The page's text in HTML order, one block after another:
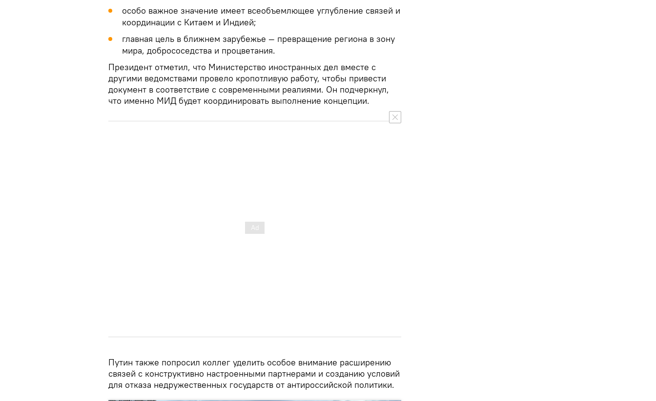
особо важное значение имеет всеобъемлющее углубление связей и
координации с Китаем и Индией;
главная цель в ближнем зарубежье — превращение региона в зону
мира, добрососедства и процветания.
Президент отметил, что Министерство иностранных дел вместе с
другими ведомствами провело кропотливую работу, чтобы привести
документ в соответствие с современными реалиями. Он подчеркнул,
что именно МИД будет координировать выполнение концепции.
Путин также попросил коллег уделить особое внимание расширению
связей с конструктивно настроенными партнерами и созданию условий
для отказа недружественных государств от антироссийской политики.